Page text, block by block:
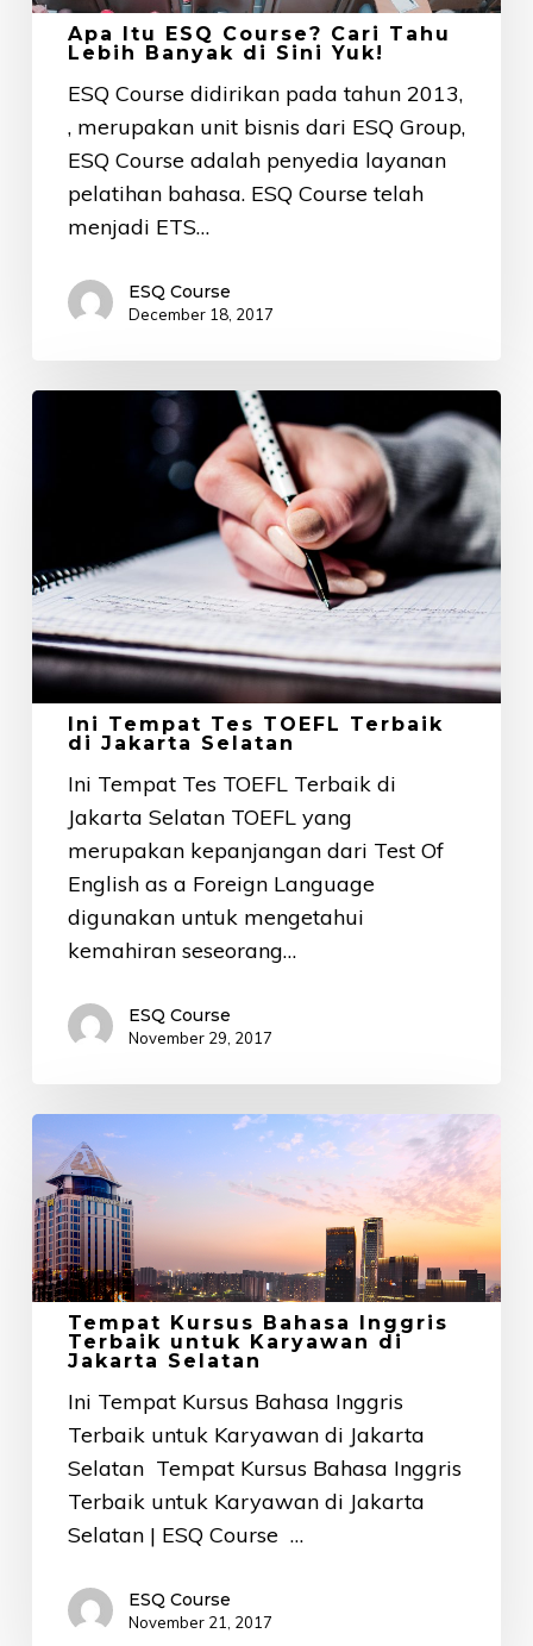
Sini
Yuk!
Apa Itu ESQ Course? Cari Tahu
Lebih Banyak di Sini Yuk!
ESQ Course didirikan pada tahun 2013,
, merupakan unit bisnis dari ESQ Group,
ESQ Course adalah penyedia layanan
pelatihan bahasa. ESQ Course telah
menjadi ETS…
ESQ Course
December 18, 2017
di
Jakarta
Selatan
Ini Tempat Tes TOEFL Terbaik
di Jakarta Selatan
Ini Tempat Tes TOEFL Terbaik di
Jakarta Selatan TOEFL yang
merupakan kepanjangan dari Test Of
English as a Foreign Language
digunakan untuk mengetahui
kemahiran seseorang…
ESQ Course
November 29, 2017
Tempat
Kursus
Bahasa
Inggris
Terbaik
untuk
Karyawan
Jakarta
Selatan
Tempat Kursus Bahasa Inggris
Terbaik untuk Karyawan di
Jakarta Selatan
Ini Tempat Kursus Bahasa Inggris
Terbaik untuk Karyawan di Jakarta
Selatan Tempat Kursus Bahasa Inggris
Terbaik untuk Karyawan di Jakarta
Selatan | ESQ Course …
ESQ Course
November 21, 2017